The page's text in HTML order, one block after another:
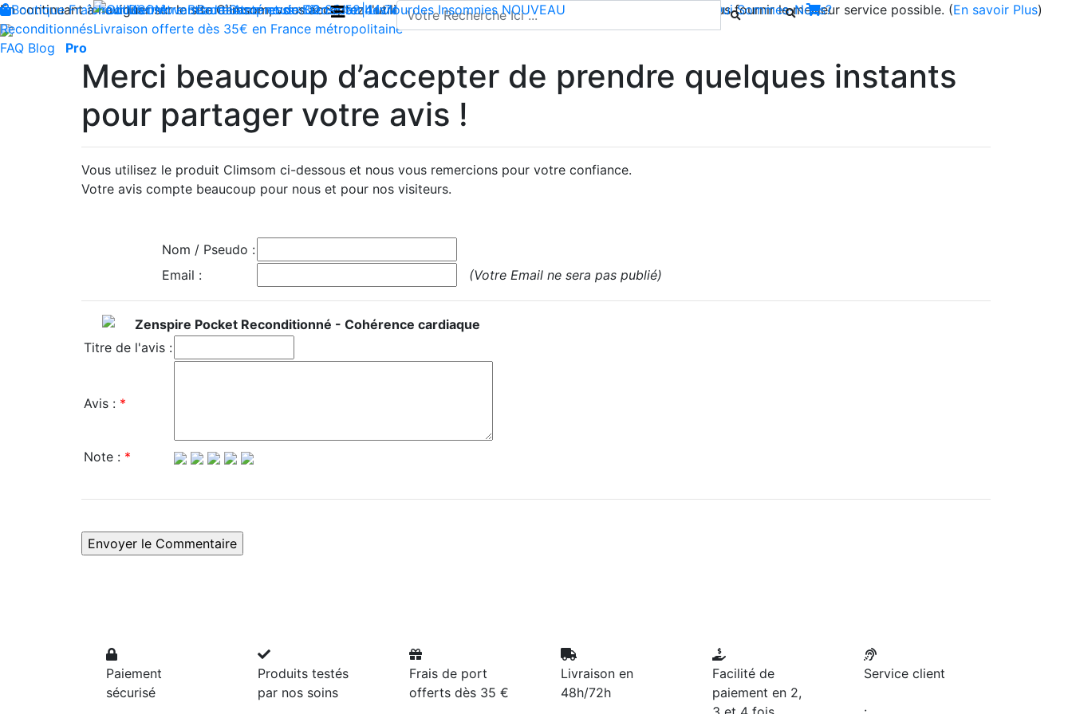
En continuant à naviguer sur le site Climsom, vous acceptez l'utilisation de cookies pour enregistrer votre panier et vous fournir le meilleur service possible. (En savoir Plus)
Produits innovants de Santé et de Bien-être | Livraison offerte dès 35€ en France métropolitaine
Livraison offerte dès 35€ en France métropolitaine
Contactez-nous : 02 85 52 44 74 -contact@climsom.com Qui Sommes-Nous?
Boutique Fraîcheur Bien-être Beauté Acupression Dos Jambes lourdes Insomnies NOUVEAU
Reconditionnés
FAQ Blog Pro
Merci beaucoup d’accepter de prendre quelques instants
pour partager votre avis !
Vous utilisez le produit Climsom ci-dessous et nous vous remercions pour votre confiance.
Votre avis compte beaucoup pour nous et pour nos visiteurs.
Nom / Pseudo :
Email :
(Votre Email ne sera pas publié)
Zenspire Pocket Reconditionné - Cohérence cardiaque
Titre de l'avis :
Avis : *
Note : *
Paiement
sécurisé
Produits testés
par nos soins
Frais de port
offerts dès 35 €
Livraison en
48h/72h
Facilité de
paiement en 2,
Service client